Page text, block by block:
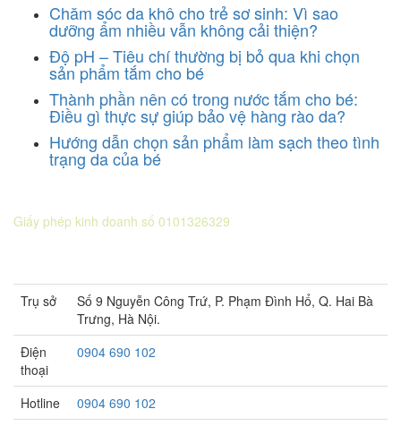
Chăm sóc da khô cho trẻ sơ sinh: Vì sao
dưỡng ẩm nhiều vẫn không cải thiện?
Độ pH – Tiêu chí thường bị bỏ qua khi chọn
sản phẩm tắm cho bé
Thành phần nên có trong nước tắm cho bé:
Điều gì thực sự giúp bảo vệ hàng rào da?
Hướng dẫn chọn sản phẩm làm sạch theo tình
trạng da của bé
Giấy phép kinh doanh số 0101326329
Trụ sở
Số 9 Nguyễn Công Trứ, P. Phạm Đình Hổ, Q. Hai Bà
Trưng, Hà Nội.
Điện
thoại
0904 690 102
Hotline
0904 690 102